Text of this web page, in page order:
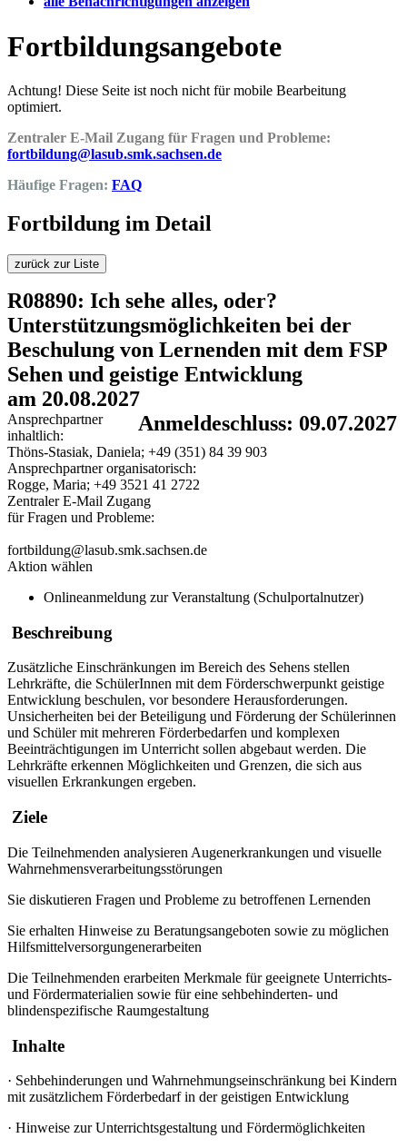
Fortbildungsangebote
Achtung! Diese Seite ist noch nicht für mobile Bearbeitung
optimiert.
Zentraler E-Mail Zugang für Fragen und Probleme:
fortbildung@lasub.smk.sachsen.de
Häufige Fragen: FAQ
Fortbildung im Detail
zurück zur Liste
R08890: Ich sehe alles, oder?
Unterstützungsmöglichkeiten bei der
Beschulung von Lernenden mit dem FSP
Sehen und geistige Entwicklung
am 20.08.2027
Anmeldeschluss: 09.07.2027
Ansprechpartner
inhaltlich:
Thöns-Stasiak, Daniela; +49 (351) 84 39 903
Ansprechpartner organisatorisch:
Rogge, Maria; +49 3521 41 2722
Zentraler E-Mail Zugang
für Fragen und Probleme:
fortbildung@lasub.smk.sachsen.de
Aktion wählen
Onlineanmeldung zur Veranstaltung (Schulportalnutzer)
Beschreibung
Zusätzliche Einschränkungen im Bereich des Sehens stellen
Lehrkräfte, die SchülerInnen mit dem Förderschwerpunkt geistige
Entwicklung beschulen, vor besondere Herausforderungen.
Unsicherheiten bei der Beteiligung und Förderung der Schülerinnen
und Schüler mit mehreren Förderbedarfen und komplexen
Beeinträchtigungen im Unterricht sollen abgebaut werden. Die
Lehrkräfte erkennen Möglichkeiten und Grenzen, die sich aus
visuellen Erkrankungen ergeben.
Ziele
Die Teilnehmenden analysieren Augenerkrankungen und visuelle
Wahrnehmensverarbeitungsstörungen
Sie diskutieren Fragen und Probleme zu betroffenen Lernenden
Sie erhalten Hinweise zu Beratungsangeboten sowie zu möglichen
Hilfsmittelversorgungenerarbeiten
Die Teilnehmenden erarbeiten Merkmale für geeignete Unterrichts-
und Fördermaterialien sowie für eine sehbehinderten- und
blindenspezifische Raumgestaltung
Inhalte
· Sehbehinderungen und Wahrnehmungseinschränkung bei Kindern
mit zusätzlichem Förderbedarf in der geistigen Entwicklung
· Hinweise zur Unterrichtsgestaltung und Fördermöglichkeiten